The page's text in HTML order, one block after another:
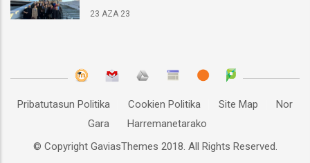
23 AZA 23
Pribatutasun Politika Cookien Politika Site Map
Nor
Gara
Harremanetarako
© Copyright GaviasThemes 2018. All Rights Reserved.